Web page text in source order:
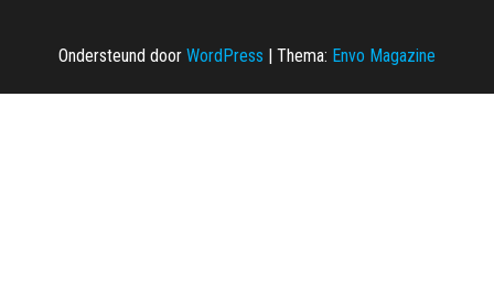
Ondersteund door WordPress | Thema: Envo Magazine